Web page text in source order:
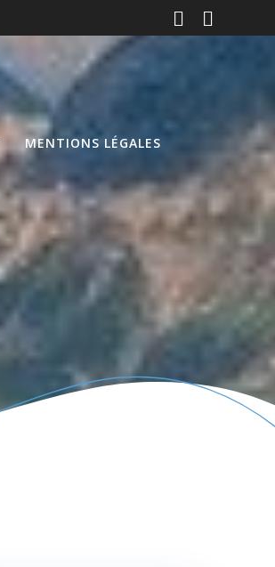
MENTIONS LÉGALES